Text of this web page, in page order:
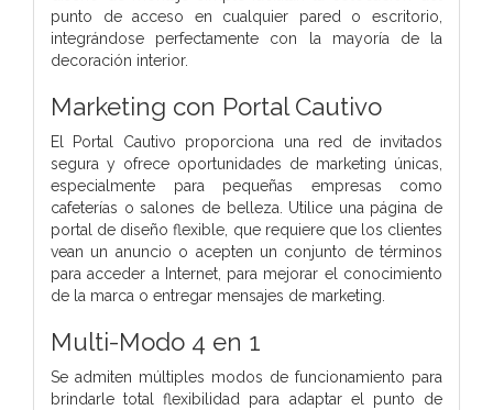
punto de acceso en cualquier pared o escritorio,
integrándose perfectamente con la mayoría de la
decoración interior.
Marketing con Portal Cautivo
El Portal Cautivo proporciona una red de invitados
segura y ofrece oportunidades de marketing únicas,
especialmente para pequeñas empresas como
cafeterías o salones de belleza. Utilice una página de
portal de diseño flexible, que requiere que los clientes
vean un anuncio o acepten un conjunto de términos
para acceder a Internet, para mejorar el conocimiento
de la marca o entregar mensajes de marketing.
Multi-Modo 4 en 1
Se admiten múltiples modos de funcionamiento para
brindarle total flexibilidad para adaptar el punto de